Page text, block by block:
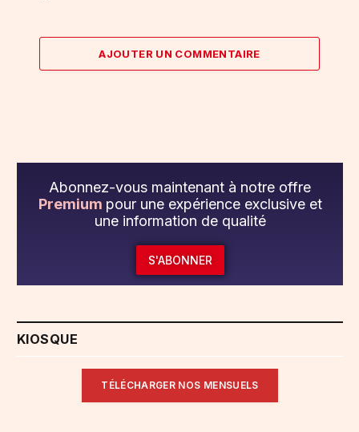
AJOUTER UN COMMENTAIRE
Abonnez-vous maintenant à notre offre
Premium pour une expérience exclusive et
une information de qualité
S'ABONNER
KIOSQUE
TÉLÉCHARGER NOS MENSUELS